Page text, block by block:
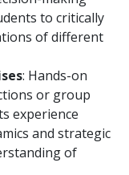
to critically
of different
: Hands-on
or group
experience
and strategic
of